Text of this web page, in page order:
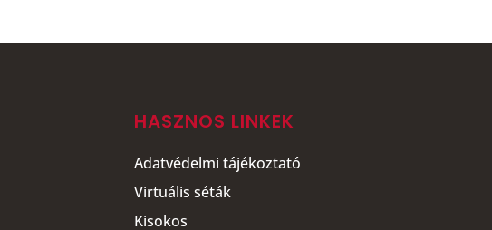
HASZNOS LINKEK
Adatvédelmi tájékoztató
Virtuális séták
Kisokos